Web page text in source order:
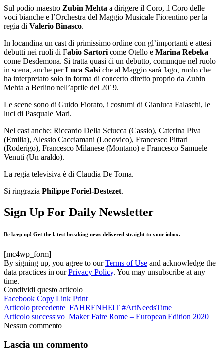
Sul podio maestro Zubin Mehta a dirigere il Coro, il Coro delle
voci bianche e l’Orchestra del Maggio Musicale Fiorentino per la
regia di Valerio Binasco.
In locandina un cast di primissimo ordine con gl’importanti e attesi
debutti nei ruoli di Fabio Sartori come Otello e Marina Rebeka
come Desdemona. Si tratta quasi di un debutto, comunque nel ruolo
in scena, anche perLuca Salsi che al Maggio sarà Jago, ruolo che
ha interpretato solo in forma di concerto diretto proprio da Zubin
Mehta a Berlino nell’aprile del 2019.
Le scene sono di Guido Fiorato, i costumi di Gianluca Falaschi, le
luci di Pasquale Mari.
Nel cast anche: Riccardo Della Sciucca (Cassio), Caterina Piva
(Emilia), Alessio Cacciamani (Lodovico), Francesco Pittari
(Roderigo), Francesco Milanese (Montano) e Francesco Samuele
Venuti (Un araldo).
La regia televisiva è di Claudia De Toma.
Si ringrazia Philippe Foriel-Destezet.
Sign Up For Daily Newsletter
Be keep up! Get the latest breaking news delivered straight to your inbox.
[mc4wp_form]
By signing up, you agree to ourTerms of Use and acknowledge the
data practices in ourPrivacy Policy. You may unsubscribe at any
time.
Condividi questo articolo
Facebook Copy Link Print
Articolo precedente FAHRENHEIT #ArtNeedsTime
Articolo successivo Maker Faire Rome – European Edition 2020
Nessun commento
Lascia un commento